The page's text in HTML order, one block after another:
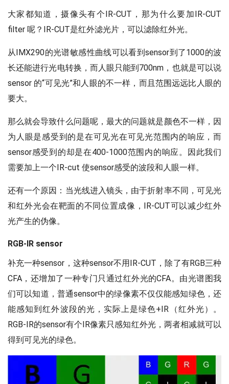
大家都知道，摄像头有个IR-CUT，那为什么要加IR-CUT
filter 呢？IR-CUT是红外滤光片，可以滤除红外光。
从IMX290的光谱敏感性曲线可以看到sensor到了1000的波
长还能进行光电转换，而人眼只能到700nm，也就是可以说
sensor 的“可见光”和人眼的不一样，而且范围远远比人眼的
要大。
那么就会导致什么问题呢，最大的问题就是颜色不一样，因
为人眼是感受到的是在可见光在可见光范围内的响应，而
sensor感受到的却是在400-1000范围内的响应。因此我们
需要加上一个IR-cut 使sensor感受的波段和人眼一样。
还有一个原因：当光线进入镜头，由于折射率不同，可见光
和红外光会在靶面的不同位置成像，IR-CUT可以减少红外
光产生的伪像。
RGB-IR sensor
补充一种sensor，这种sensor不用IR-CUT，除了有RGB三种
CFA，还增加了一种专门只通过红外光的CFA。由光谱图我
们可以知道，普通sensor中的绿像素不仅仅能感知绿色，还
能感知到红外波段的光，实际上是绿色+IR（红外光）。
RGB-IR的sensor有个IR像素只感知红外光，两者相减就可以
得到可见光的绿色。